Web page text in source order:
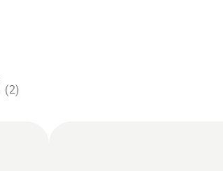
(2)